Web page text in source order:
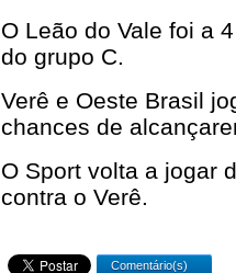
O Leão do Vale foi a
do grupo C.
Verê e Oeste Brasil
chances de
O Sport volta a jogar
contra o Verê.
Comentário(s)